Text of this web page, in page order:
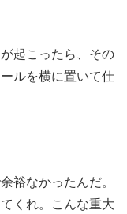
起こったら、その
ルを横に置いて仕
裕なかったんだ。
くれ。こんな重大